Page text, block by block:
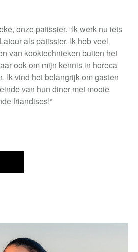
onze patissier. “Ik werk nu iets
als patissier. Ik heb veel
van kooktechnieken buiten het
ook om mijn kennis in horeca
Ik vind het belangrijk om gasten
van hun diner met mooie
friandises!“